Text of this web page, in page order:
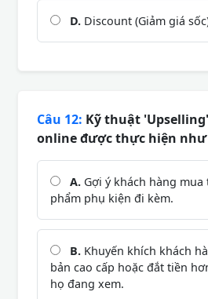
D. Discount (Giảm giá
Câu 12: Kỹ thuật
online được thực hiện như
A. Gợi ý khách hàng mua
phẩm phụ kiện đi kèm.
B. Khuyến khích khách
bản cao cấp hoặc đắt tiền
họ đang xem.